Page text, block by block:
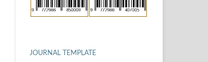
JOURNAL TEMPLATE